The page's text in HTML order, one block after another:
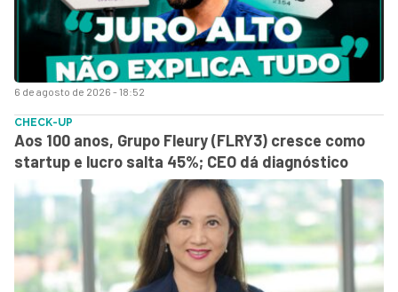
6 de agosto de 2026 - 18:52
CHECK-UP
Aos 100 anos, Grupo Fleury (FLRY3) cresce como
startup e lucro salta 45%; CEO dá diagnóstico